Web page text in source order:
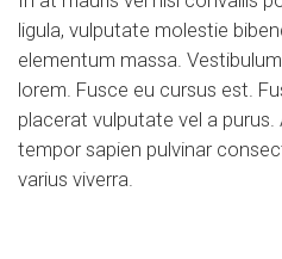
ligula, vulputate molestie
elementum massa.
lorem. Fusce eu cursus est.
placerat vulputate vel a purus.
tempor sapien pulvinar
varius viverra.